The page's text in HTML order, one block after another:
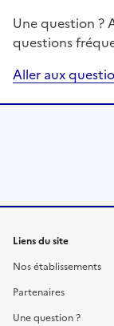
Une question ?
questions
Aller aux
Liens du site
Nos établissements
Partenaires
Une question ?